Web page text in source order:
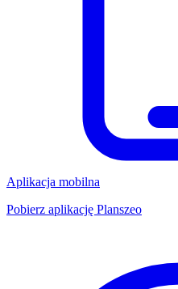
Aplikacja mobilna
Pobierz aplikację Planszeo